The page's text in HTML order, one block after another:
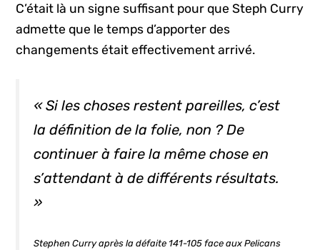
C’était là un signe suffisant pour que Steph Curry
admette que le temps d’apporter des
changements était effectivement arrivé.
« Si les choses restent pareilles, c’est
la définition de la folie, non ? De
continuer à faire la même chose en
s’attendant à de différents résultats.
»
Stephen Curry après la défaite 141-105 face aux Pelicans